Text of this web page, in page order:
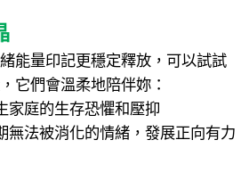
能量印記更穩定釋放，可以試試
它們會溫柔地陪伴妳：
家庭的生存恐懼和壓抑
無法被消化的情緒，發展正向有力